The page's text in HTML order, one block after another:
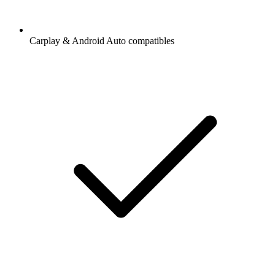
Carplay & Android Auto compatibles